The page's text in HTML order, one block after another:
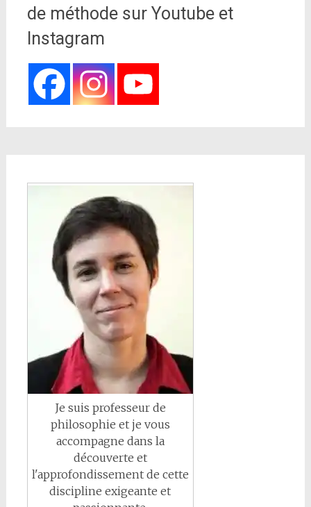
de méthode sur Youtube et
Instagram
Je suis professeur de
philosophie et je vous
accompagne dans la
découverte et
l'approfondissement de cette
discipline exigeante et